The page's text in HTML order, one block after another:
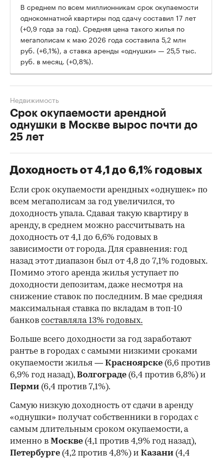
В среднем по всем миллионникам срок окупаемости
однокомнатной квартиры под сдачу составил 17 лет
(+0,9 года за год). Средняя цена такого жилья по
мегаполисам к маю 2026 года составила 5,2 млн
руб. (+6,1%), а ставка аренды «однушки» — 25,5 тыс.
руб. в месяц. (+0,8%).
Срок окупаемости арендной
однушки в Москве вырос почти до
25 лет
Недвижимость
Доходность от 4,1 до 6,1% годовых
Если срок окупаемости арендных «однушек» по
всем мегаполисам за год увеличился, то
доходность упала. Сдавая такую квартиру в
аренду, в среднем можно рассчитывать на
доходность от 4,1 до 6,6% годовых в
зависимости от города. Для сравнения: год
назад этот диапазон был от 4,8 до 7,1% годовых.
Помимо этого аренда жилья уступает по
доходности депозитам, даже несмотря на
снижение ставок по последним. В мае средняя
максимальная ставка по вкладам в топ-10
банков составляла 13% годовых.
Больше всего доходности за год заработают
рантье в городах с самыми низкими сроками
окупаемости жилья — Красноярске (6,6 против
6,9% год назад),Волгограде (6,4 против 6,8%) и
Перми (6,4 против 7,1%).
Самую низкую доходность от сдачи в аренду
«однушки» получат собственники в городах с
самым длительным сроком окупаемости, а
именно в Москве (4,1 против 4,9% год назад),
Петербурге (4,2 против 4,8%) и Казани (4,4